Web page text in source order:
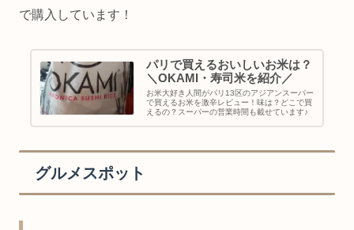
で購入しています！
パリで買えるおいしいお米は？
＼OKAMI・寿司米を紹介／
お米大好き人間がパリ13区のアジアンスーパー
で買えるお米を激辛レビュー！味は？どこで買
えるの？スーパーの営業時間も載せています♪
グルメスポット